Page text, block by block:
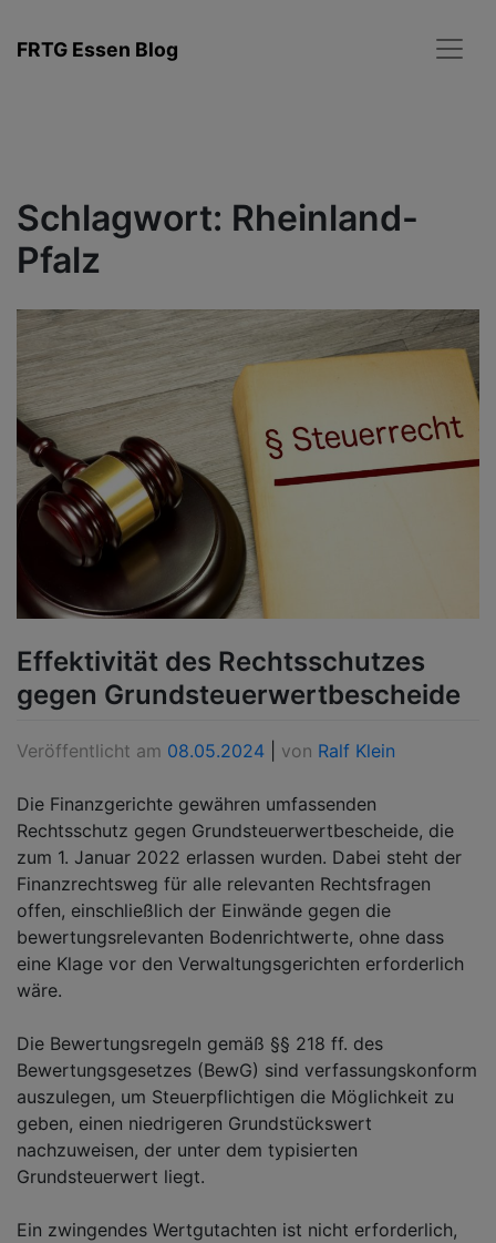
Inhalt
FRTG Essen Blog
Schlagwort: Rheinland-
Pfalz
Effektivität des Rechtsschutzes
gegen Grundsteuerwertbescheide
Veröffentlicht am 08.05.2024 von Ralf Klein
Die Finanzgerichte gewähren umfassenden
Rechtsschutz gegen Grundsteuerwertbescheide, die
zum 1. Januar 2022 erlassen wurden. Dabei steht der
Finanzrechtsweg für alle relevanten Rechtsfragen
offen, einschließlich der Einwände gegen die
bewertungsrelevanten Bodenrichtwerte, ohne dass
eine Klage vor den Verwaltungsgerichten erforderlich
wäre.
Die Bewertungsregeln gemäß §§ 218 ff. des
Bewertungsgesetzes (BewG) sind verfassungskonform
auszulegen, um Steuerpflichtigen die Möglichkeit zu
geben, einen niedrigeren Grundstückswert
nachzuweisen, der unter dem typisierten
Grundsteuerwert liegt.
Ein zwingendes Wertgutachten ist nicht erforderlich,